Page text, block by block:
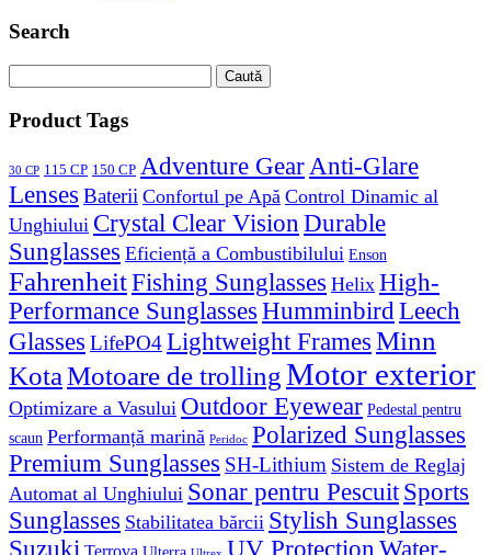
Search
după:
Product Tags
30 CP 115 CP 150 CP Adventure GearAnti-Glare
Lenses Baterii Confortul pe Apă Control Dinamic al
Unghiului Crystal Clear Vision Durable
Sunglasses Eficiență a Combustibilului Enson
FahrenheitFishing Sunglasses Helix High-
Performance Sunglasses HumminbirdLeech
Glasses LifePO4 Lightweight Frames Minn
KotaMotoare de trollingMotor exterior
Optimizare a Vasului Outdoor Eyewear Pedestal pentru
scaun Performanță marină Peridoc Polarized Sunglasses
Premium Sunglasses SH-Lithium Sistem de Reglaj
Automat al Unghiului Sonar pentru Pescuit Sports
Sunglasses Stabilitatea bărcii Stylish Sunglasses
Suzuki
UV Protection Water-